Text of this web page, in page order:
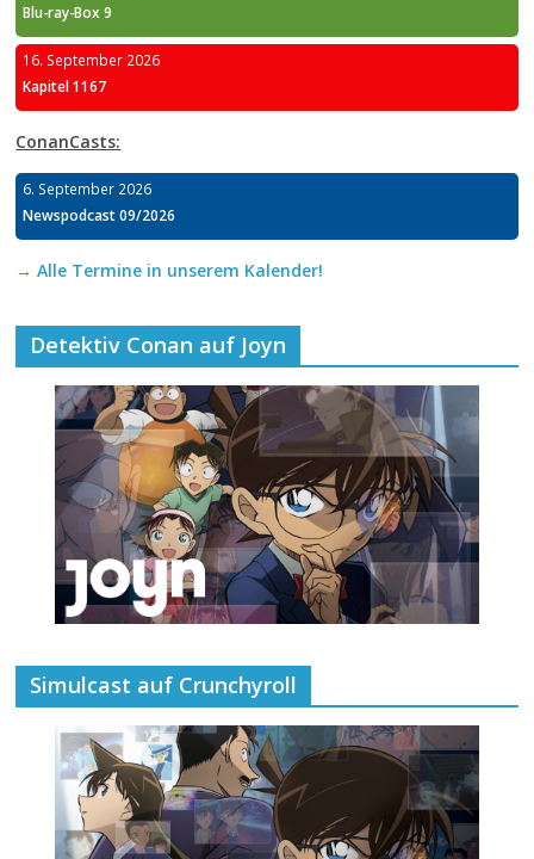
Blu-ray-Box 9
16. September 2026
Kapitel 1167
ConanCasts:
6. September 2026
Newspodcast 09/2026
→ Alle Termine in unserem Kalender!
Detektiv Conan auf Joyn
Simulcast auf Crunchyroll